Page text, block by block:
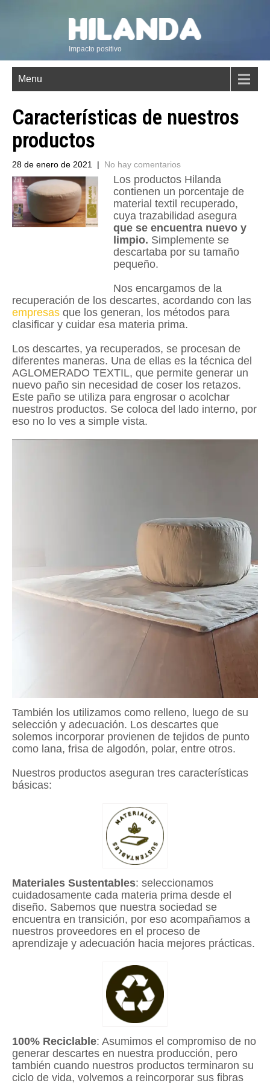
Impacto positivo
Menu
Características de nuestros
productos
28 de enero de 2021 | No hay comentarios
Los productos Hilanda
contienen un porcentaje de
material textil recuperado,
cuya trazabilidad asegura
que se encuentra nuevo y
limpio. Simplemente se
descartaba por su tamaño
pequeño.
Nos encargamos de la
recuperación de los descartes, acordando con las
empresas que los generan, los métodos para
clasificar y cuidar esa materia prima.
Los descartes, ya recuperados, se procesan de
diferentes maneras. Una de ellas es la técnica del
AGLOMERADO TEXTIL, que permite generar un
nuevo paño sin necesidad de coser los retazos.
Este paño se utiliza para engrosar o acolchar
nuestros productos. Se coloca del lado interno, por
eso no lo ves a simple vista.
También los utilizamos como relleno, luego de su
selección y adecuación. Los descartes que
solemos incorporar provienen de tejidos de punto
como lana, frisa de algodón, polar, entre otros.
Nuestros productos aseguran tres características
básicas:
Materiales Sustentables: seleccionamos
cuidadosamente cada materia prima desde el
diseño. Sabemos que nuestra sociedad se
encuentra en transición, por eso acompañamos a
nuestros proveedores en el proceso de
aprendizaje y adecuación hacia mejores prácticas.
100% Reciclable: Asumimos el compromiso de no
generar descartes en nuestra producción, pero
también cuando nuestros productos terminaron su
ciclo de vida, volvemos a reincorporar sus fibras